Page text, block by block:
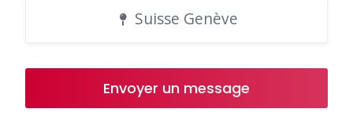
Suisse Genève
Envoyer un message